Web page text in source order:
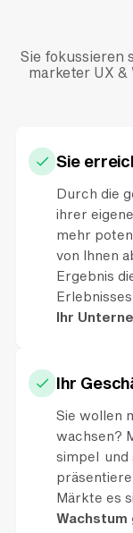
Sie fokussieren
marketer UX &
Sie
Durch die
ihrer
mehr
von Ihnen
Ergebnis
Ihr
Ihr
Sie wollen
wachsen?
simpel und
Märkte es